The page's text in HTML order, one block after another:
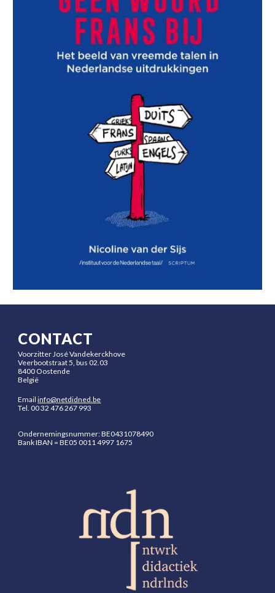
CONTACT
Voorzitter José Vandekerckhove
Veerbootstraat 5, bus 02.03
8400 Oostende
België
Emailinfo@netdidned.be
Tel.00 32 476 267 993
Ondernemingsnummer: BE0431078490
BankIBAN = BE05 0011 4997 1675